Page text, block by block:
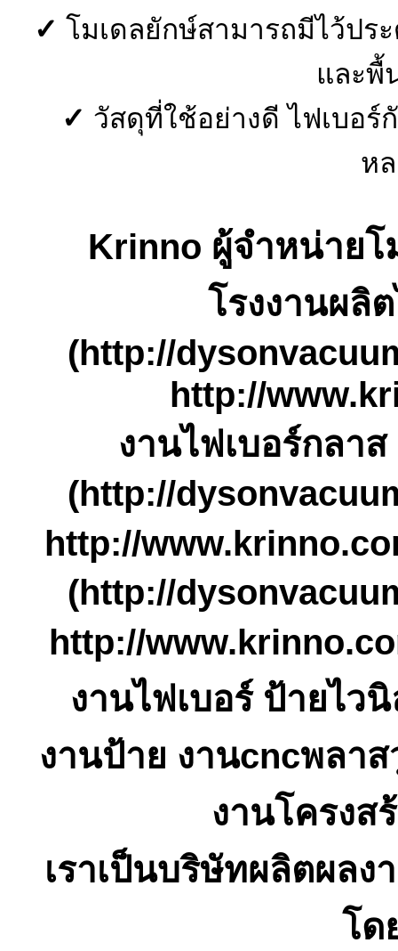
✓ โมเดลยักษ์สามารถมีไว้ป
และพื้
✓ วัสดุที่ใช้อย่างดี ไฟเบอ
ห
Krinno ผู้จำหน่ายโ
โรงงานผลิ
(http://
http://
งานไฟเบอร์กลา
(http://
http://
(http://
http://
งานไฟเบอร์ ป้ายไว
งานป้าย งานcncพลา
งานโครงส
เราเป็นบริษัทผลิตผลง
โด